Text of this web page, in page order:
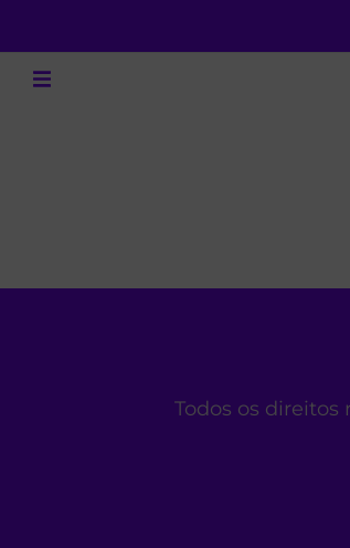
Todos os